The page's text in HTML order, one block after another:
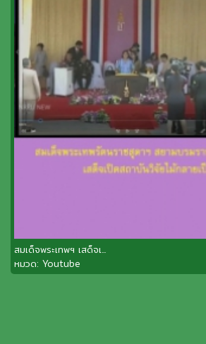
สมเด็จพระเทพฯ เสด็จเ...
หมวด: Youtube